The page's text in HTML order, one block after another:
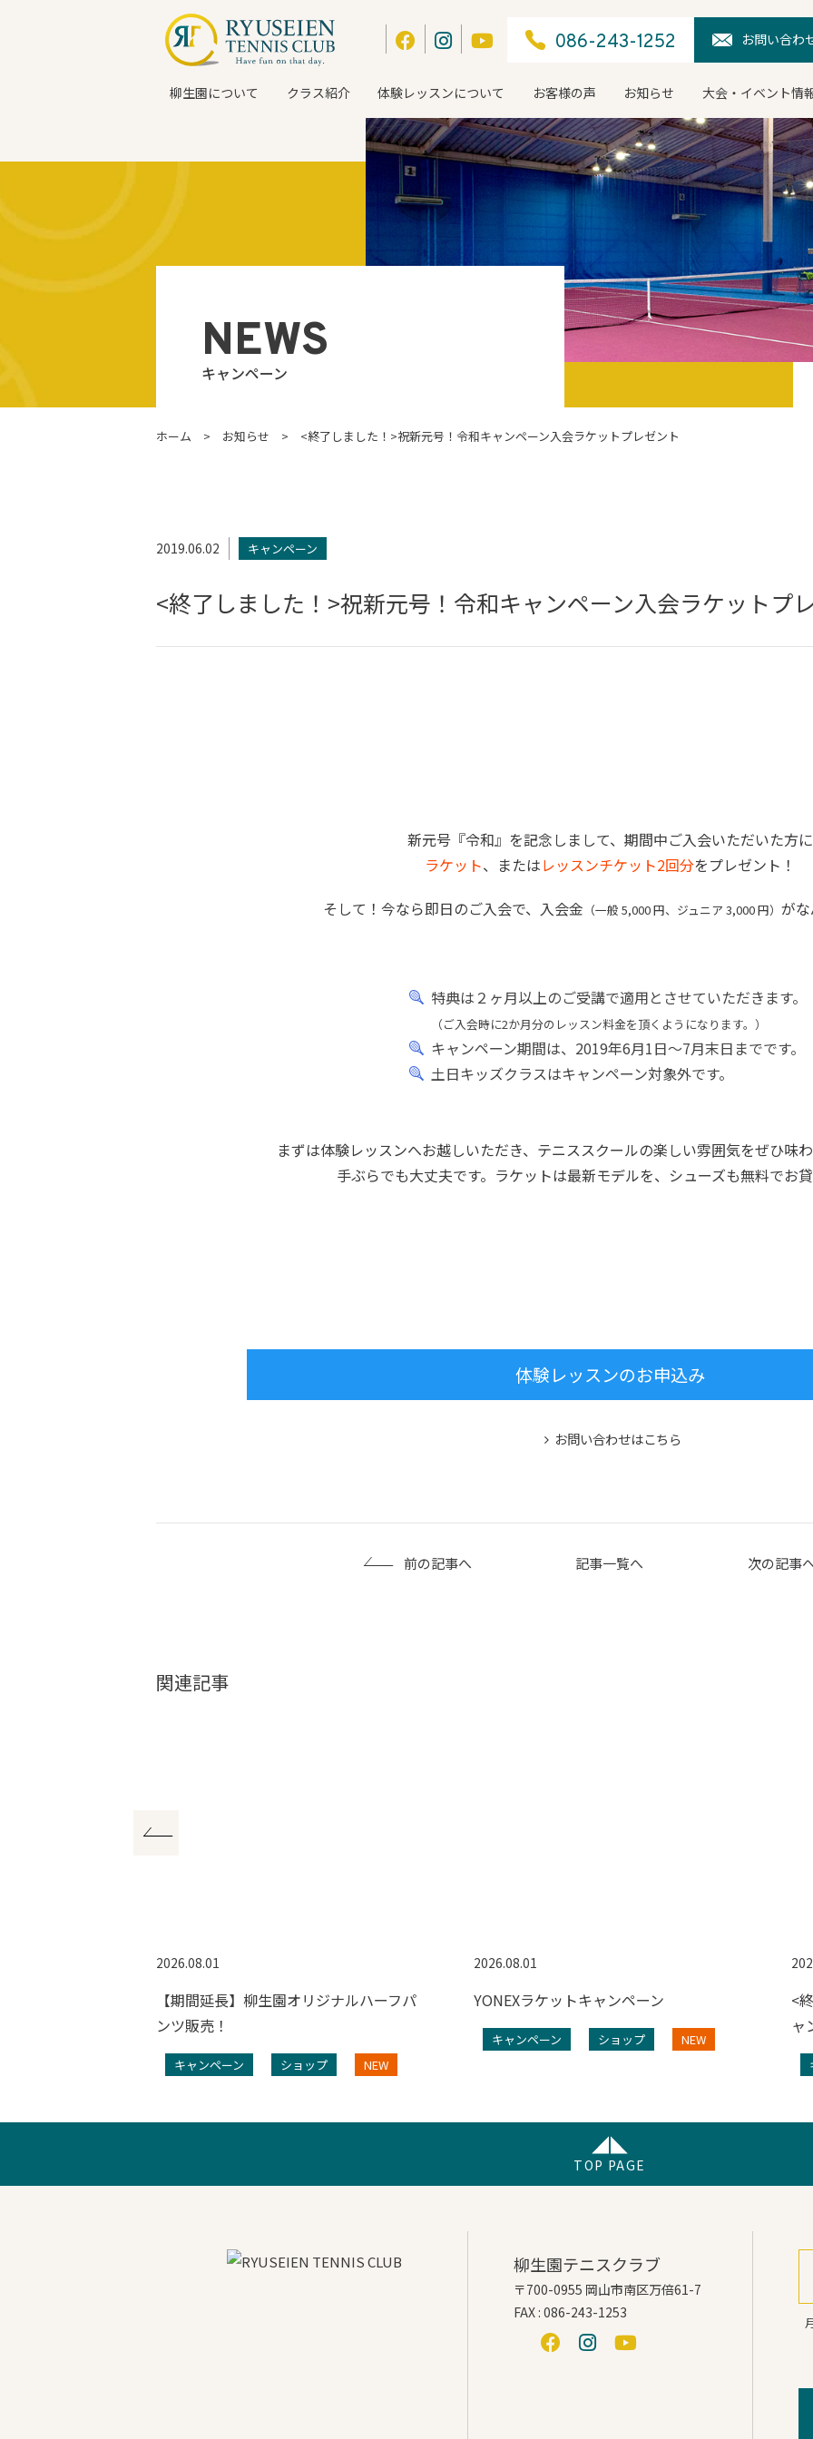
086-243-1252 お問い合わ
柳生園について クラス紹介 体験レッスンについて お客様の声 お知らせ 大会・イベント情
NEWS
キャンペーン
ホーム お知らせ <終了しました！>祝新元号！令和キャンペーン入会ラケットプレゼント
2019.06.02 キャンペーン
<終了しました！>祝新元号！令和キャンペーン入会ラケットプ
新元号『令和』を記念しまして、期間中ご入会いただいた方に
ラケット、またはレッスンチケット2回分をプレゼント！
そして！今なら即日のご入会で、入会金 （一般 5,000 円、ジュニア 3,000 円） が
特典は２ヶ月以上のご受講で適用とさせていただきます。
（ご入会時に2か月分のレッスン料金を頂くようになります。）
キャンペーン期間は、2019年6月1日～7月末日までです。
土日キッズクラスはキャンペーン対象外です。
まずは体験レッスンへお越しいただき、テニススクールの楽しい雰囲気をぜひ味
手ぶらでも大丈夫です。ラケットは最新モデルを、シューズも無料でお
体験レッスンのお申込み
お問い合わせはこちら
前の記事へ 記事一覧へ 次の記事
関連記事
2026.08.01
【期間延長】柳生園オリジナルハーフパ
ンツ販売！
キャンペーン ショップ NEW
2026.08.01
YONEXラケットキャンペーン
キャンペーン ショップ NEW
<
ャ
TOP PAGE
柳生園テニスクラブ
〒700-0955 岡山市南区万倍61-7
FAX : 086-243-1253